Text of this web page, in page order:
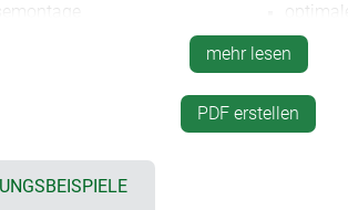
erstmals als Komplett-
vertieft
mehr lesen
PDF erstellen